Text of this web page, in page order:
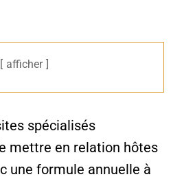
afficher
spécialisés
mettre en relation hôtes
une formule annuelle à